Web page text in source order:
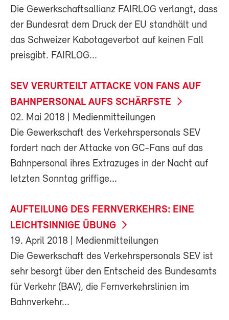
Die Gewerkschaftsallianz FAIRLOG verlangt, dass
der Bundesrat dem Druck der EU standhält und
das Schweizer Kabotageverbot auf keinen Fall
preisgibt. FAIRLOG...
SEV VERURTEILT ATTACKE VON FANS AUF
BAHNPERSONAL AUFS SCHÄRFSTE
02. Mai 2018 | Medienmitteilungen
Die Gewerkschaft des Verkehrspersonals SEV
fordert nach der Attacke von GC-Fans auf das
Bahnpersonal ihres Extrazuges in der Nacht auf
letzten Sonntag griffige...
AUFTEILUNG DES FERNVERKEHRS: EINE
LEICHTSINNIGE ÜBUNG
19. April 2018 | Medienmitteilungen
Die Gewerkschaft des Verkehrspersonals SEV ist
sehr besorgt über den Entscheid des Bundesamts
für Verkehr (BAV), die Fernverkehrslinien im
Bahnverkehr...